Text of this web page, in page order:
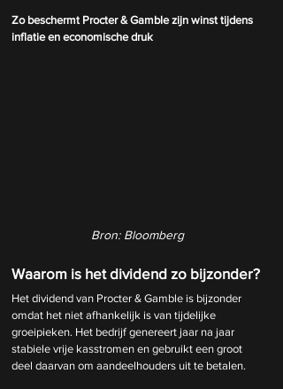
Zo beschermt Procter & Gamble zijn winst tijdens
inflatie en economische druk
Bron: Bloomberg
Waarom is het dividend zo bijzonder?
Het dividend van Procter & Gamble is bijzonder
omdat het niet afhankelijk is van tijdelijke
groeipieken. Het bedrijf genereert jaar na jaar
stabiele vrije kasstromen en gebruikt een groot
deel daarvan om aandeelhouders uit te betalen.